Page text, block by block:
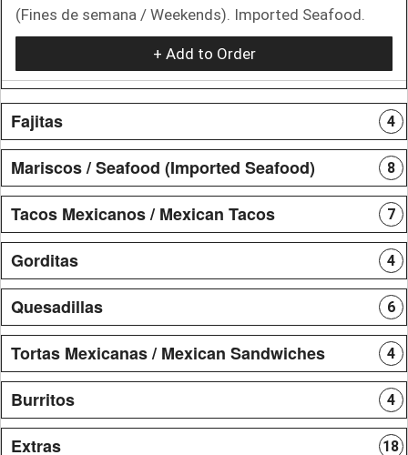
(Fines de semana / Weekends). Imported Seafood.
+ Add to Order
Fajitas 4
Mariscos / Seafood (Imported Seafood) 8
Tacos Mexicanos / Mexican Tacos 7
Gorditas 4
Quesadillas 6
Tortas Mexicanas / Mexican Sandwiches 4
Burritos 4
Extras 18